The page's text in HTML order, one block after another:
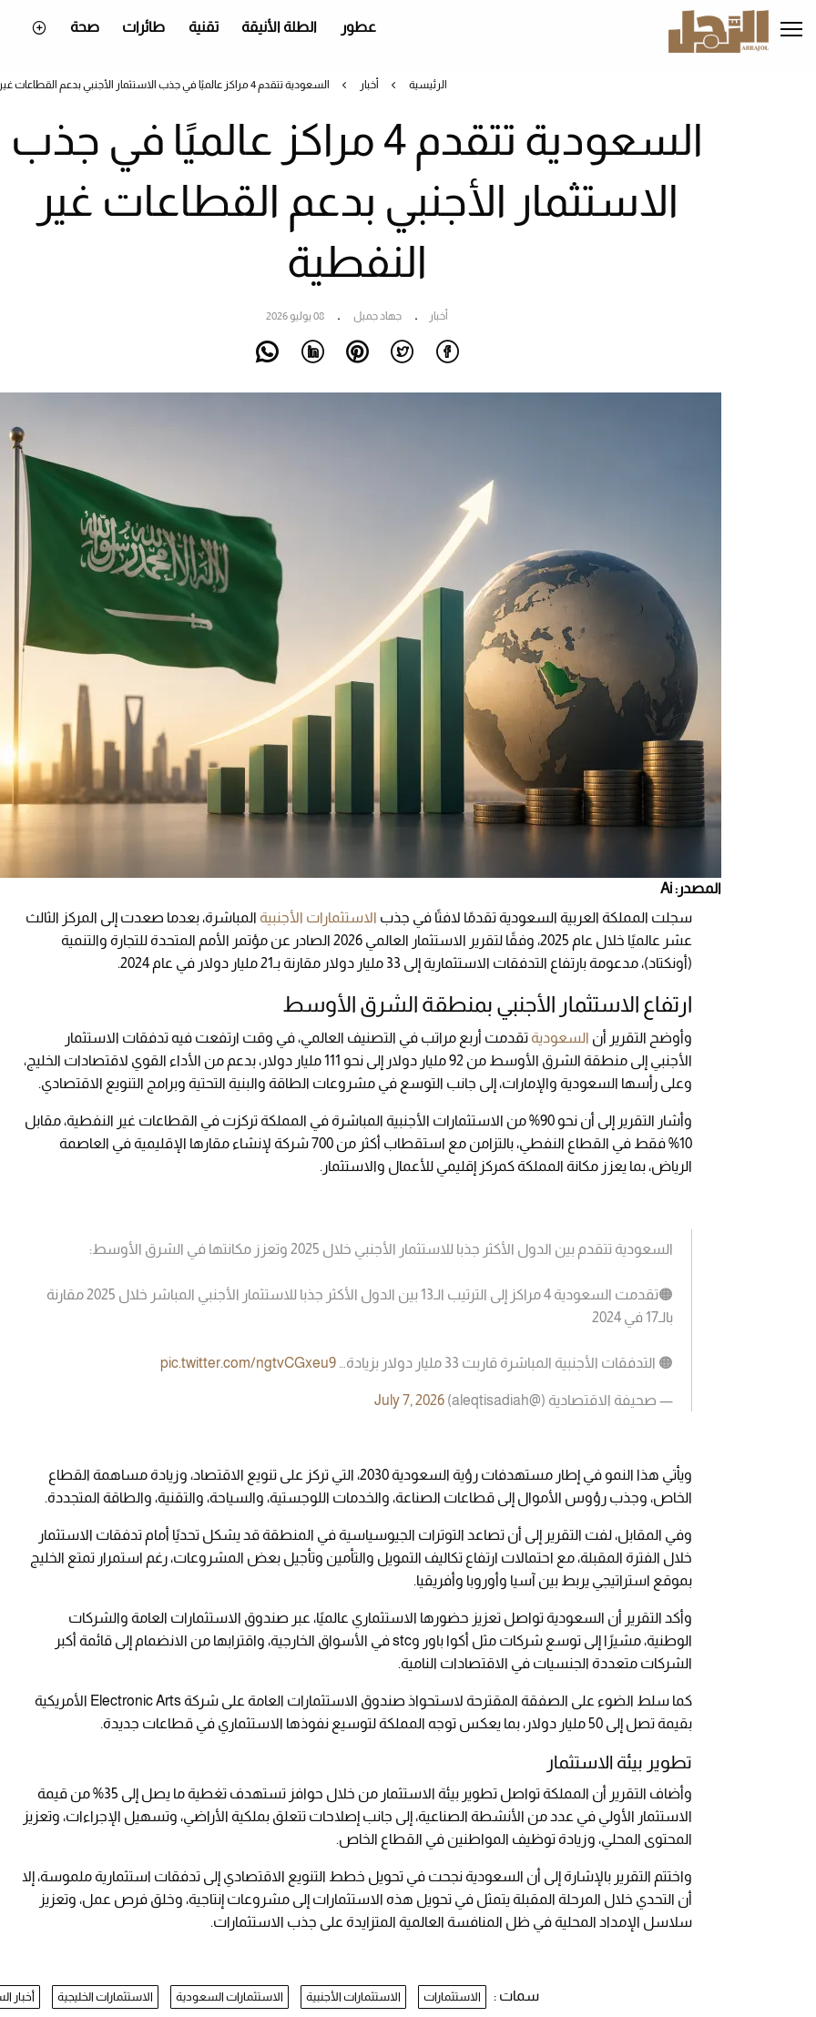
إلى
المحتوى
عطور الطلة الأنيقة تقنية طائرات صحة
الرئيسية أخبار السعودية تتقدم 4 مراكز عالميًا في جذب الاستثمار الأجنبي بدعم القطاعات غير النفطية
السعودية تتقدم 4 مراكز عالميًا في جذب
الاستثمار الأجنبي بدعم القطاعات غير
النفطية
أخبار جهاد جميل 08 يوليو 2026
المصدر: Ai
سجلت المملكة العربية السعودية تقدمًا لافتًا في جذب الاستثمارات الأجنبية المباشرة، بعدما صعدت إلى المركز الثالث
عشر عالميًا خلال عام 2025، وفقًا لتقرير الاستثمار العالمي 2026 الصادر عن مؤتمر الأمم المتحدة للتجارة والتنمية
(أونكتاد)، مدعومة بارتفاع التدفقات الاستثمارية إلى 33 مليار دولار مقارنة بـ21 مليار دولار في عام 2024.
ارتفاع الاستثمار الأجنبي بمنطقة الشرق الأوسط
وأوضح التقرير أن السعودية تقدمت أربع مراتب في التصنيف العالمي، في وقت ارتفعت فيه تدفقات الاستثمار
الأجنبي إلى منطقة الشرق الأوسط من 92 مليار دولار إلى نحو 111 مليار دولار، بدعم من الأداء القوي لاقتصادات الخليج،
وعلى رأسها السعودية والإمارات، إلى جانب التوسع في مشروعات الطاقة والبنية التحتية وبرامج التنويع الاقتصادي.
وأشار التقرير إلى أن نحو 90% من الاستثمارات الأجنبية المباشرة في المملكة تركزت في القطاعات غير النفطية، مقابل
10% فقط في القطاع النفطي، بالتزامن مع استقطاب أكثر من 700 شركة لإنشاء مقارها الإقليمية في العاصمة
الرياض، بما يعزز مكانة المملكة كمركز إقليمي للأعمال والاستثمار.
السعودية تتقدم بين الدول الأكثر جذبا للاستثمار الأجنبي خلال 2025 وتعزز مكانتها في الشرق الأوسط:
🟠تقدمت السعودية 4 مراكز إلى الترتيب الـ13 بين الدول الأكثر جذبا للاستثمار الأجنبي المباشر خلال 2025 مقارنة
بالـ17 في 2024
🟠 التدفقات الأجنبية المباشرة قاربت 33 مليار دولار بزيادة… pic.twitter.com/ngtvCGxeu9
— صحيفة الاقتصادية (@aleqtisadiah) July 7, 2026
ويأتي هذا النمو في إطار مستهدفات رؤية السعودية 2030، التي تركز على تنويع الاقتصاد، وزيادة مساهمة القطاع
الخاص، وجذب رؤوس الأموال إلى قطاعات الصناعة، والخدمات اللوجستية، والسياحة، والتقنية، والطاقة المتجددة.
وفي المقابل، لفت التقرير إلى أن تصاعد التوترات الجيوسياسية في المنطقة قد يشكل تحديًا أمام تدفقات الاستثمار
خلال الفترة المقبلة، مع احتمالات ارتفاع تكاليف التمويل والتأمين وتأجيل بعض المشروعات، رغم استمرار تمتع الخليج
بموقع استراتيجي يربط بين آسيا وأوروبا وأفريقيا.
وأكد التقرير أن السعودية تواصل تعزيز حضورها الاستثماري عالميًا، عبر صندوق الاستثمارات العامة والشركات
الوطنية، مشيرًا إلى توسع شركات مثل أكوا باور وstc في الأسواق الخارجية، واقترابها من الانضمام إلى قائمة أكبر
الشركات متعددة الجنسيات في الاقتصادات النامية.
كما سلط الضوء على الصفقة المقترحة لاستحواذ صندوق الاستثمارات العامة على شركة Electronic Arts الأمريكية
بقيمة تصل إلى 50 مليار دولار، بما يعكس توجه المملكة لتوسيع نفوذها الاستثماري في قطاعات جديدة.
تطوير بيئة الاستثمار
وأضاف التقرير أن المملكة تواصل تطوير بيئة الاستثمار من خلال حوافز تستهدف تغطية ما يصل إلى 35% من قيمة
الاستثمار الأولي في عدد من الأنشطة الصناعية، إلى جانب إصلاحات تتعلق بملكية الأراضي، وتسهيل الإجراءات، وتعزيز
المحتوى المحلي، وزيادة توظيف المواطنين في القطاع الخاص.
واختتم التقرير بالإشارة إلى أن السعودية نجحت في تحويل خطط التنويع الاقتصادي إلى تدفقات استثمارية ملموسة، إلا
أن التحدي خلال المرحلة المقبلة يتمثل في تحويل هذه الاستثمارات إلى مشروعات إنتاجية، وخلق فرص عمل، وتعزيز
سلاسل الإمداد المحلية في ظل المنافسة العالمية المتزايدة على جذب الاستثمارات.
سمات : الاستثمارات الاستثمارات الأجنبية الاستثمارات السعودية الاستثمارات الخليجية أخبار